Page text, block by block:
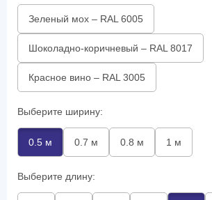
Зеленый мох – RAL 6005
Шоколадно-коричневый – RAL 8017
Красное вино – RAL 3005
Выберите ширину:
0.5 м 0.7 м 0.8 м 1 м
Выберите длину: